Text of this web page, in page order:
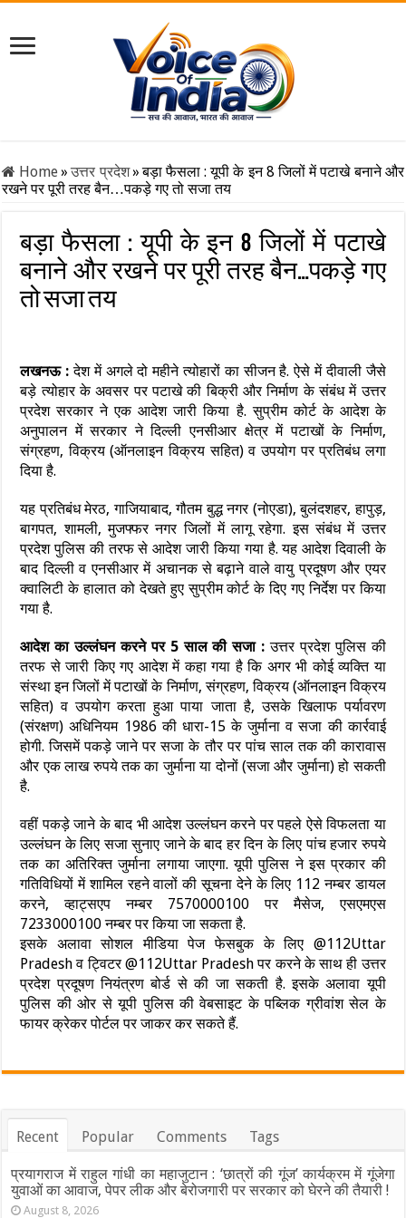
Home» उत्तर प्रदेश»बड़ा फैसला : यूपी के इन 8 जिलों में पटाखे बनाने और
रखने पर पूरी तरह बैन…पकड़े गए तो सजा तय
बड़ा फैसला : यूपी के इन 8 जिलों में पटाखे
बनाने और रखने पर पूरी तरह बैन…पकड़े गए
तो सजा तय
लखनऊ : देश में अगले दो महीने त्योहारों का सीजन है. ऐसे में दीवाली जैसे
बड़े त्योहार के अवसर पर पटाखे की बिक्री और निर्माण के संबंध में उत्तर
प्रदेश सरकार ने एक आदेश जारी किया है. सुप्रीम कोर्ट के आदेश के
अनुपालन में सरकार ने दिल्ली एनसीआर क्षेत्र में पटाखों के निर्माण,
संग्रहण, विक्रय (ऑनलाइन विक्रय सहित) व उपयोग पर प्रतिबंध लगा
दिया है.
यह प्रतिबंध मेरठ, गाजियाबाद, गौतम बुद्ध नगर (नोएडा), बुलंदशहर, हापुड़,
बागपत, शामली, मुजफ्फर नगर जिलों में लागू रहेगा. इस संबंध में उत्तर
प्रदेश पुलिस की तरफ से आदेश जारी किया गया है. यह आदेश दिवाली के
बाद दिल्ली व एनसीआर में अचानक से बढ़ाने वाले वायु प्रदूषण और एयर
क्वालिटी के हालात को देखते हुए सुप्रीम कोर्ट के दिए गए निर्देश पर किया
गया है.
आदेश का उल्लंघन करने पर 5 साल की सजा :उत्तर प्रदेश पुलिस की
तरफ से जारी किए गए आदेश में कहा गया है कि अगर भी कोई व्यक्ति या
संस्था इन जिलों में पटाखों के निर्माण, संग्रहण, विक्रय (ऑनलाइन विक्रय
सहित) व उपयोग करता हुआ पाया जाता है, उसके खिलाफ पर्यावरण
(संरक्षण) अधिनियम 1986 की धारा-15 के जुर्माना व सजा की कार्रवाई
होगी. जिसमें पकड़े जाने पर सजा के तौर पर पांच साल तक की कारावास
और एक लाख रुपये तक का जुर्माना या दोनों (सजा और जुर्माना) हो सकती
है.
वहीं पकड़े जाने के बाद भी आदेश उल्लंघन करने पर पहले ऐसे विफलता या
उल्लंघन के लिए सजा सुनाए जाने के बाद हर दिन के लिए पांच हजार रुपये
तक का अतिरिक्त जुर्माना लगाया जाएगा. यूपी पुलिस ने इस प्रकार की
गतिविधियों में शामिल रहने वालों की सूचना देने के लिए 112 नम्बर डायल
करने, व्हाट्सएप नम्बर 7570000100 पर मैसेज, एसएमएस
7233000100 नम्बर पर किया जा सकता है.
इसके अलावा सोशल मीडिया पेज फेसबुक के लिए @112Uttar
Pradesh व ट्विटर @112Uttar Pradesh पर करने के साथ ही उत्तर
प्रदेश प्रदूषण नियंत्रण बोर्ड से की जा सकती है. इसके अलावा यूपी
पुलिस की ओर से यूपी पुलिस की वेबसाइट के पब्लिक ग्रीवांश सेल के
फायर क्रेकर पोर्टल पर जाकर कर सकते हैं.
Recent Popular Comments Tags
प्रयागराज में राहुल गांधी का महाजुटान : ‘छात्रों की गूंज’ कार्यक्रम में गूंजेगा
युवाओं का आवाज, पेपर लीक और बेरोजगारी पर सरकार को घेरने की तैयारी !
August 8, 2026